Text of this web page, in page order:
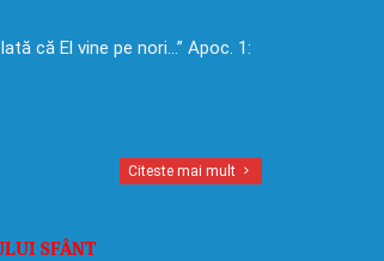
că El vine pe nori…” Apoc. 1:
Citeste mai mult
SFÂNT